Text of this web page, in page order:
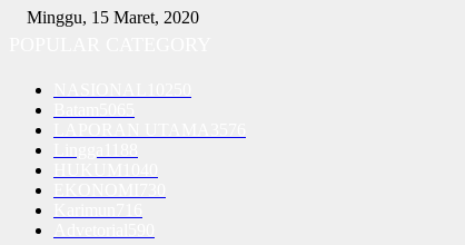
Minggu, 15 Maret, 2020